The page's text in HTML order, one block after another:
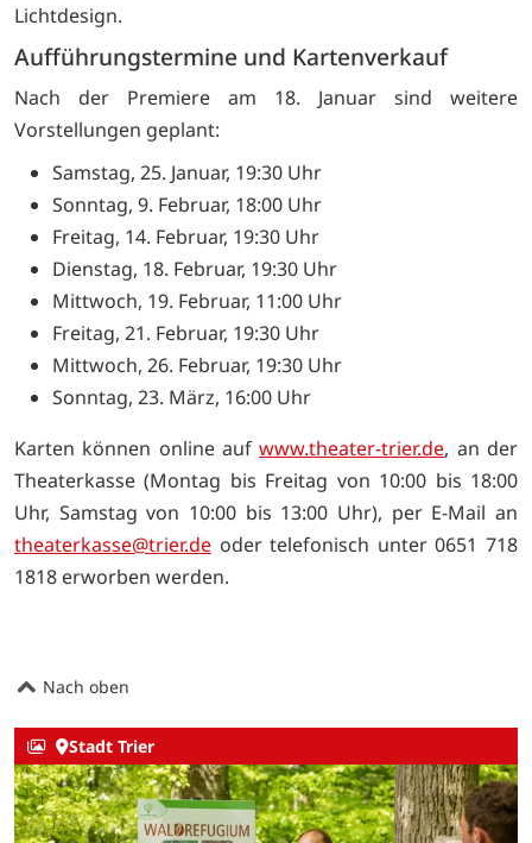
Lichtdesign.
Aufführungstermine und Kartenverkauf
Nach der Premiere am 18. Januar sind weitere
Vorstellungen geplant:
Samstag, 25. Januar, 19:30 Uhr
Sonntag, 9. Februar, 18:00 Uhr
Freitag, 14. Februar, 19:30 Uhr
Dienstag, 18. Februar, 19:30 Uhr
Mittwoch, 19. Februar, 11:00 Uhr
Freitag, 21. Februar, 19:30 Uhr
Mittwoch, 26. Februar, 19:30 Uhr
Sonntag, 23. März, 16:00 Uhr
Karten können online aufwww.theater-trier.de, an der
Theaterkasse (Montag bis Freitag von 10:00 bis 18:00
Uhr, Samstag von 10:00 bis 13:00 Uhr), per E-Mail an
theaterkasse@trier.de oder telefonisch unter 0651 718
1818 erworben werden.
Nach oben
Stadt Trier